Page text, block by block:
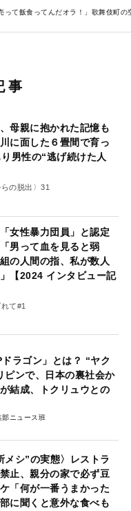
って飯食ってんだオラ！」歌舞伎町
事
母親に抱かれた記憶も
に面した６畳間で育っ
男性の“逃げ続けた人
の脱出〉31
女性暴力団員」と認定
男って血を見ると弱
の人間の指、私が数人
【2024 インタビュー記
れて#1
ラゴン」とは？ “ヤク
ピンで、日本の裏社会か
結成、トクリュウとの
部ニュース班
メシ”の実態〉レストラ
止、親分の家で必ず豆
「何が一番うまかった
に聞くと意外な食べも